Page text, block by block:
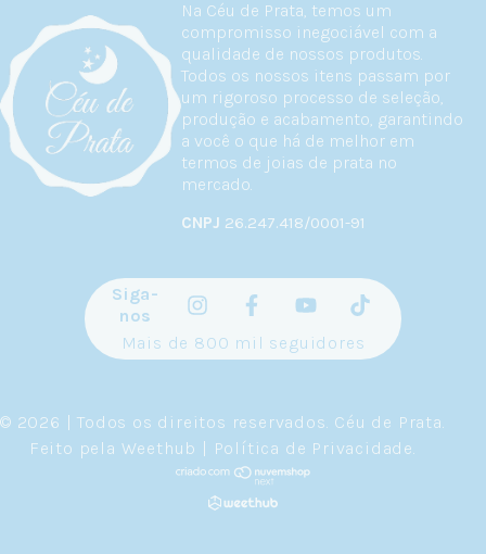
Na Céu de Prata, temos um
compromisso inegociável com a
qualidade de nossos produtos.
Todos os nossos itens passam por
um rigoroso processo de seleção,
produção e acabamento, garantindo
a você o que há de melhor em
termos de joias de prata no
mercado.
CNPJ 26.247.418/0001-91
Siga-
nos
Mais de 800 mil seguidores
© 2026 | Todos os direitos reservados. Céu de Prata.
Feito pela Weethub | Política de Privacidade.